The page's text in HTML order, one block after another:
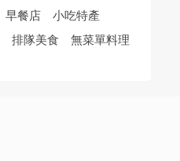
早餐店
小吃特產
排隊美食
無菜單料理